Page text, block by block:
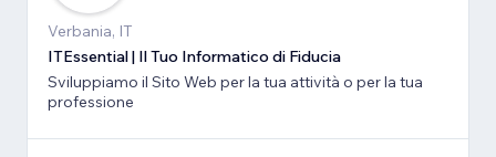
Verbania, IT
ITEssential | Il Tuo Informatico di Fiducia
Sviluppiamo il Sito Web per la tua attività o per la tua
professione